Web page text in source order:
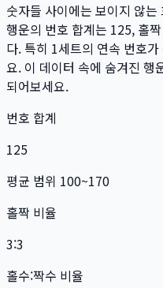
숫자들 사이에는 보이지 않
행운의 번호 합계는 125, 홀
다. 특히 1세트의 연속 번호
요. 이 데이터 속에 숨겨진 행
되어보세요.
번호 합계
125
평균 범위 100~170
홀짝 비율
3:3
홀수:짝수 비율